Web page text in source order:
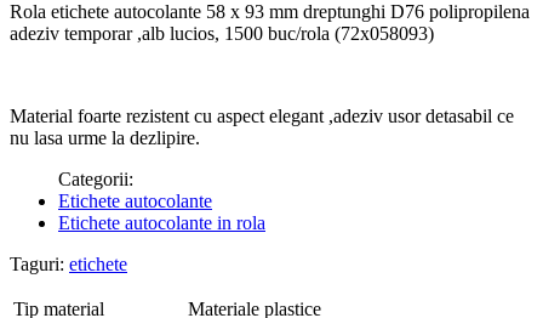
Rola etichete autocolante 58 x 93 mm dreptunghi D76 polipropilena
adeziv temporar ,alb lucios, 1500 buc/rola (72x058093)
Material foarte rezistent cu aspect elegant ,adeziv usor detasabil ce
nu lasa urme la dezlipire.
Categorii:
Etichete autocolante
Etichete autocolante in rola
Taguri: etichete
Tip material
Materiale plastice